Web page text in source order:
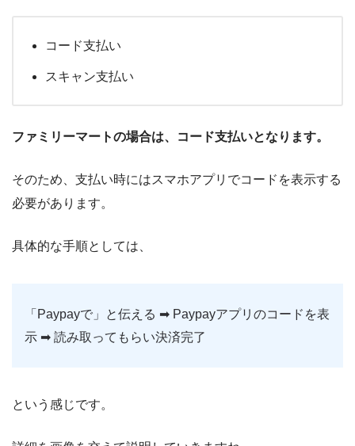
コード支払い
スキャン支払い
ファミリーマートの場合は、コード支払いとなります。
そのため、支払い時にはスマホアプリでコードを表示する
必要があります。
具体的な手順としては、
「Paypayで」と伝える ➡︎ Paypayアプリのコードを表
示 ➡︎ 読み取ってもらい決済完了
という感じです。